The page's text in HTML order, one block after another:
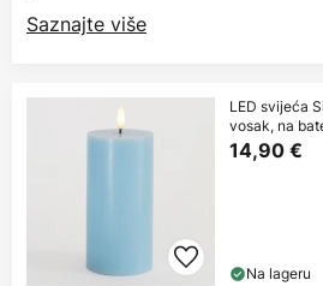
Saznajte više
LED svijeća
vosak, na
14,90 €
Na lageru